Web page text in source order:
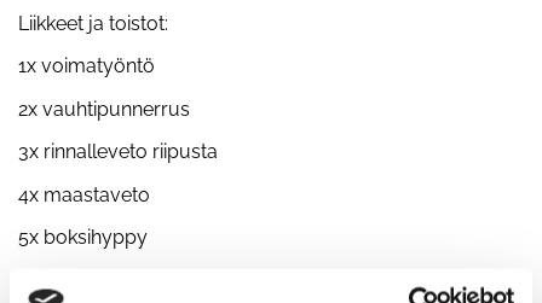
Liikkeet ja toistot:
1x voimatyöntö
2x vauhtipunnerrus
3x rinnalleveto riipusta
4x maastaveto
5x boksihyppy